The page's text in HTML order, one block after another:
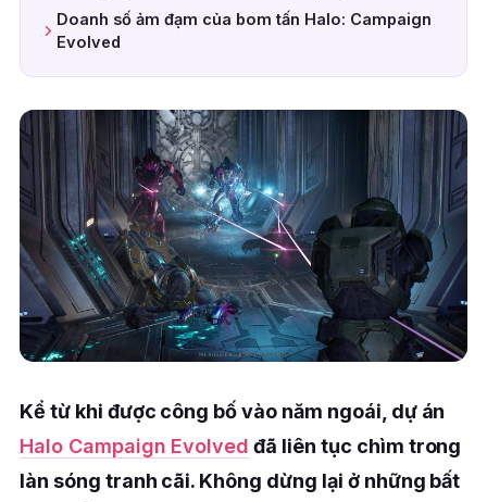
Doanh số ảm đạm của bom tấn Halo: Campaign
Evolved
Kể từ khi được công bố vào năm ngoái, dự án
Halo Campaign Evolved đã liên tục chìm trong
làn sóng tranh cãi. Không dừng lại ở những bất